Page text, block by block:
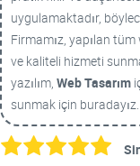
uygulamaktadır,
Firmamız, yapılan tüm
ve kaliteli hizmeti
yazılım, Web Tasarım
sunmak için buradayız.